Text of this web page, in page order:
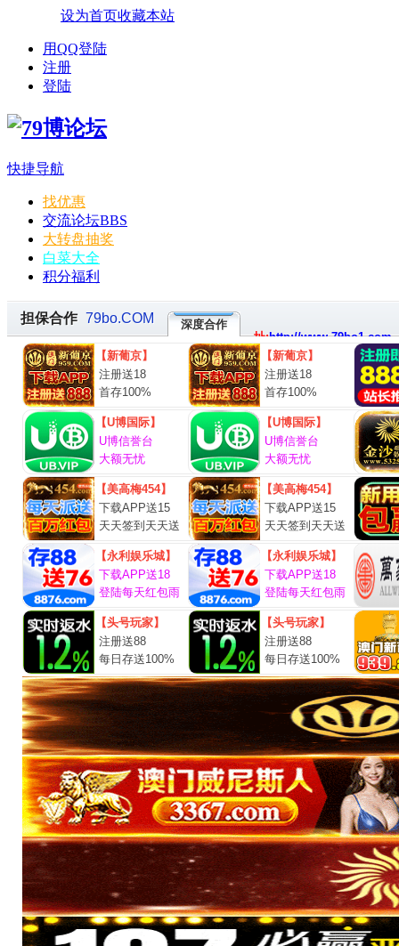
设为首页收藏本站
用QQ登陆
注册
登陆
快捷导航
找优惠
交流论坛BBS
大转盘抽奖
白菜大全
积分福利